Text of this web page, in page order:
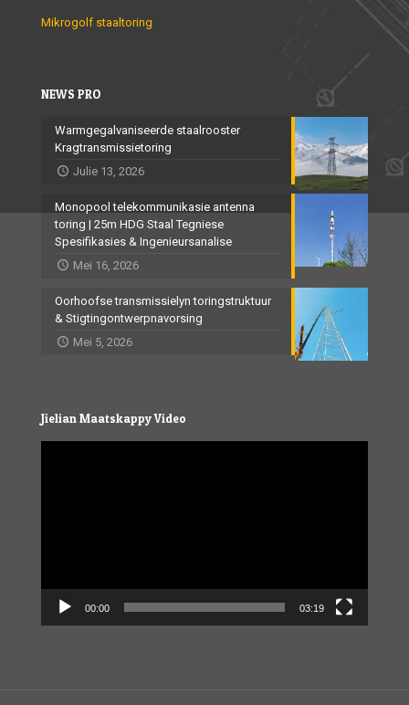
Mikrogolf staaltoring
NEWS PRO
Warmgegalvaniseerde staalrooster
Kragtransmissietoring
Julie 13, 2026
Monopool telekommunikasie antenna
toring | 25m HDG Staal Tegniese
Spesifikasies & Ingenieursanalise
Mei 16, 2026
Oorhoofse transmissielyn toringstruktuur
& Stigtingontwerpnavorsing
Mei 5, 2026
Jielian Maatskappy Video
00:00 03:19